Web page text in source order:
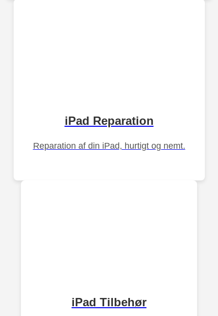
iPad Reparation
Reparation af din iPad, hurtigt og nemt.
iPad Tilbehør